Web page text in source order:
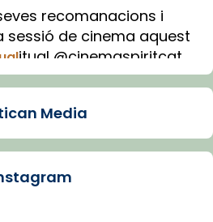
recomanacions i
sessió de cinema aquest
itual @cinemaspiritcat
amb IA (OpenAI)
Barcelona
Media